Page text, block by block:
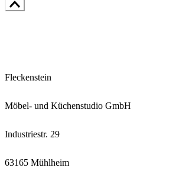
Fleckenstein
Möbel- und Küchenstudio GmbH
Industriestr. 29
63165 Mühlheim